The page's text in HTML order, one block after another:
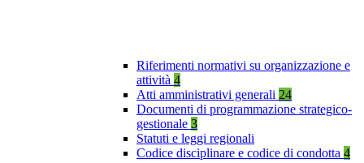
Riferimenti normativi su organizzazione e
attività 4
Atti amministrativi generali 24
Documenti di programmazione strategico-
gestionale 3
Statuti e leggi regionali
Codice disciplinare e codice di condotta 4